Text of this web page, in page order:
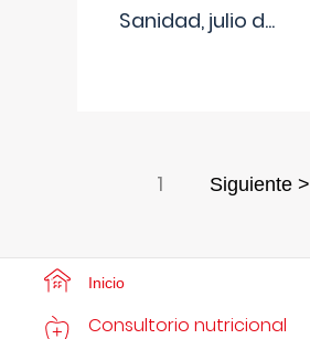
Sanidad, julio d...
1 Siguiente >
Inicio
Consultorio nutricional